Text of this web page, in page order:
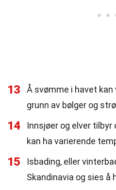
13
Å svømme i havet
grunn av bølger og
14
Innsjøer og elver tilbyr
kan ha varierende
15
Isbading, eller
Skandinavia og sies å